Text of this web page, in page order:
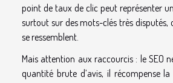
point de taux de clic peut représenter
surtout sur des mots-clés très disputés,
se ressemblent.
Mais attention aux raccourcis : le SEO
quantité brute d’avis, il récompense